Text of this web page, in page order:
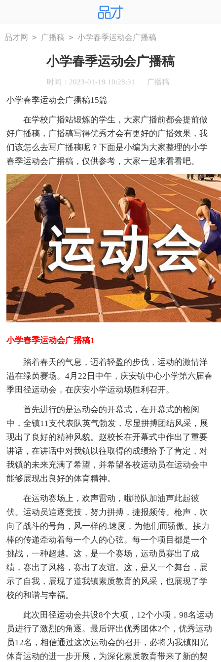
品才网 > 广播稿 > 小学春季运动会广播稿
小学春季运动会广播稿
时间：2023-01-19 10:28:31 广播稿
小学春季运动会广播稿15篇
在学校广播站锻炼的学生，大家广播前都会提前做
好广播稿，广播稿写得优秀才会有更好的广播效果，我
们该怎么去写广播稿呢？下面是小编为大家整理的小学
春季运动会广播稿，仅供参考，大家一起来看看吧。
小学春季运动会广播稿1
踏着春天的气息，迈着轻盈的步伐，运动的激情洋
溢在绿茵赛场。4月22日中午，庆安镇中心小学第六届春
季田径运动会，在庆安小学运动场胜利召开。
首先进行的是运动会的开幕式，在开幕式的检阅
中，全镇11支代表队英气勃发，尽显拼搏团结风采，展
现出了良好的精神风貌。赵校长在开幕式中作出了重要
讲话，在讲话中对我镇以往取得的成绩给予了肯定，对
我镇的未来充满了希望，并希望各校运动员在运动会中
能够展现出良好的体育精神。
在运动赛场上，欢声雷动，啦啦队加油声此起彼
伏。运动员追逐竞技，努力拼搏，捷报频传。枪声，吹
向了战斗的号角，风一样的.速度，为他们而骄傲。接力
棒的传递牵动着每一个人的心弦。每一个项目都是一个
挑战，一种超越。这，是一个赛场，运动员赛出了成
绩，赛出了风格，赛出了友谊。这，是又一个舞台，展
示了自我，展现了道我镇素质教育的风采，也展现了学
校的和谐与幸福。
此次田径运动会共设8个大项，12个小项，98名运动
员进行了激烈的角逐。最后评出优秀团体2个，优秀运动
员12名，相信通过这次运动会的召开，必将为我镇阳光
体育运动的进一步开展，为深化素质教育带来了新的契